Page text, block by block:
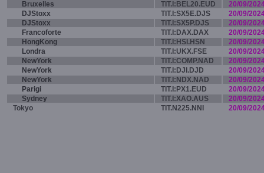
Bruxelles
TIT.I:BEL20.EUD
20/09/
DJStoxx
TIT.I:SX5E.DJS
20/09/
DJStoxx
TIT.I:SX5P.DJS
20/09/
Francoforte
TIT.I:DAX.DAX
20/09/
HongKong
TIT.I:HSI.HSN
20/09/
Londra
TIT.I:UKX.FSE
20/09/
NewYork
TIT.I:COMP.NAD
20/09/
NewYork
TIT.I:DJI.DJD
20/09/
NewYork
TIT.I:NDX.NAD
20/09/
Parigi
TIT.I:PX1.EUD
20/09/
Sydney
TIT.I:XAO.AUS
20/09/
Tokyo
TIT.N225.NNI 20/09/